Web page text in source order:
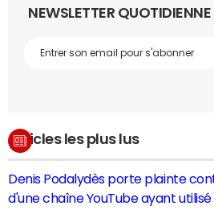
NEWSLETTER QUOTIDIENNE
Articles les plus lus
Denis Podalydès porte plainte
d'une chaîne YouTube ayant